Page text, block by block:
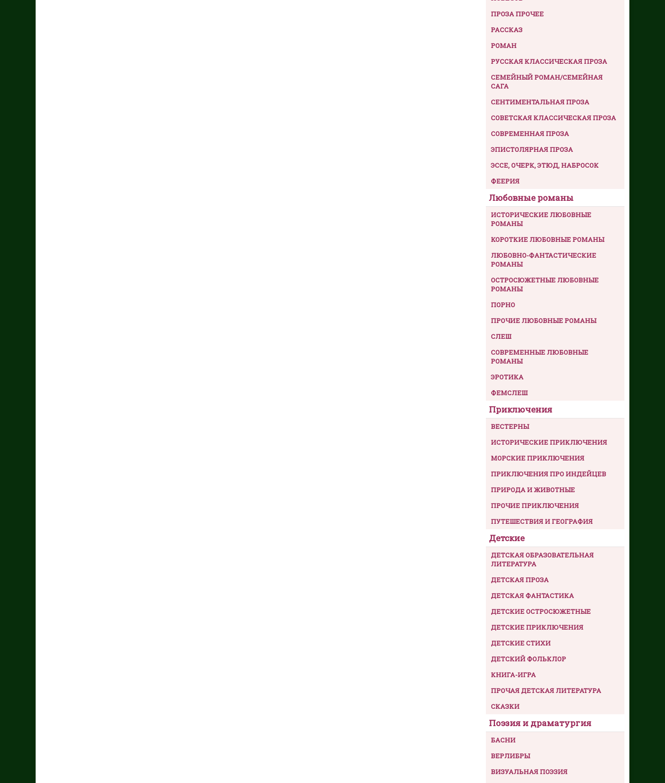
ПРОЗА ПРОЧЕЕ
РАССКАЗ
РОМАН
РУССКАЯ КЛАССИЧЕСКАЯ ПРОЗА
СЕМЕЙНЫЙ РОМАН/СЕМЕЙНАЯ
САГА
СЕНТИМЕНТАЛЬНАЯ ПРОЗА
СОВЕТСКАЯ КЛАССИЧЕСКАЯ ПРОЗА
СОВРЕМЕННАЯ ПРОЗА
ЭПИСТОЛЯРНАЯ ПРОЗА
ЭССЕ, ОЧЕРК, ЭТЮД, НАБРОСОК
ФЕЕРИЯ
Любовные романы
ИСТОРИЧЕСКИЕ ЛЮБОВНЫЕ
РОМАНЫ
КОРОТКИЕ ЛЮБОВНЫЕ РОМАНЫ
ЛЮБОВНО-ФАНТАСТИЧЕСКИЕ
РОМАНЫ
ОСТРОСЮЖЕТНЫЕ ЛЮБОВНЫЕ
РОМАНЫ
ПОРНО
ПРОЧИЕ ЛЮБОВНЫЕ РОМАНЫ
СЛЕШ
СОВРЕМЕННЫЕ ЛЮБОВНЫЕ
РОМАНЫ
ЭРОТИКА
ФЕМСЛЕШ
Приключения
ВЕСТЕРНЫ
ИСТОРИЧЕСКИЕ ПРИКЛЮЧЕНИЯ
МОРСКИЕ ПРИКЛЮЧЕНИЯ
ПРИКЛЮЧЕНИЯ ПРО ИНДЕЙЦЕВ
ПРИРОДА И ЖИВОТНЫЕ
ПРОЧИЕ ПРИКЛЮЧЕНИЯ
ПУТЕШЕСТВИЯ И ГЕОГРАФИЯ
Детские
ДЕТСКАЯ ОБРАЗОВАТЕЛЬНАЯ
ЛИТЕРАТУРА
ДЕТСКАЯ ПРОЗА
ДЕТСКАЯ ФАНТАСТИКА
ДЕТСКИЕ ОСТРОСЮЖЕТНЫЕ
ДЕТСКИЕ ПРИКЛЮЧЕНИЯ
ДЕТСКИЕ СТИХИ
ДЕТСКИЙ ФОЛЬКЛОР
КНИГА-ИГРА
ПРОЧАЯ ДЕТСКАЯ ЛИТЕРАТУРА
СКАЗКИ
Поэзия и драматургия
БАСНИ
ВЕРЛИБРЫ
ВИЗУАЛЬНАЯ ПОЭЗИЯ